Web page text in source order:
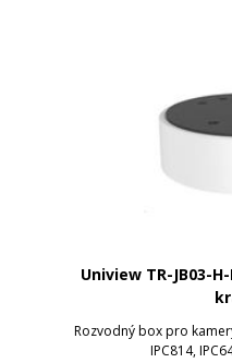
Uniview TR-JB03-
Rozvodný box pro
IPC814,